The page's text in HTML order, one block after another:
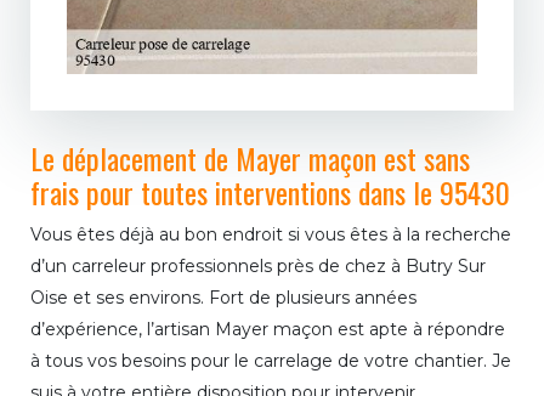
Le déplacement de Mayer maçon est sans
frais pour toutes interventions dans le 95430
Vous êtes déjà au bon endroit si vous êtes à la recherche
d’un carreleur professionnels près de chez à Butry Sur
Oise et ses environs. Fort de plusieurs années
d’expérience, l’artisan Mayer maçon est apte à répondre
à tous vos besoins pour le carrelage de votre chantier. Je